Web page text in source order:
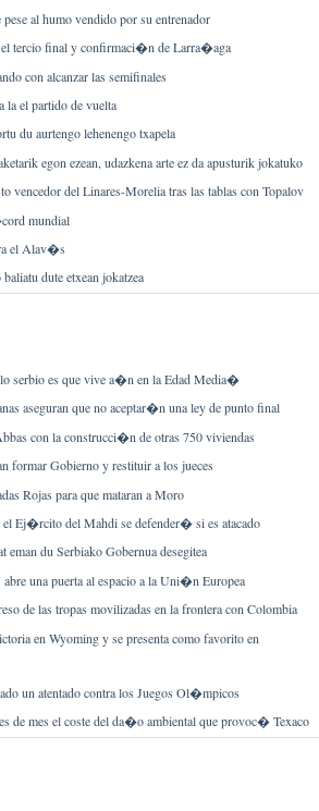
al humo vendido por su entrenador
tercio final y confirmaci�n de Larra�aga
con alcanzar las semifinales
la el partido de vuelta
du aurtengo lehenengo txapela
egon ezean, udazkena arte ez da apusturik jokatuko
vencedor del Linares-Morelia tras las tablas con Topalov
mundial
el Alav�s
dute etxean jokatzea
serbio es que vive a�n en la Edad Media�
aseguran que no aceptar�n una ley de punto final
con la construcci�n de otras 750 viviendas
formar Gobierno y restituir a los jueces
Rojas para que mataran a Moro
el Ej�rcito del Mahdi se defender� si es atacado
eman du Serbiako Gobernua desegitea
una puerta al espacio a la Uni�n Europea
de las tropas movilizadas en la frontera con Colombia
en Wyoming y se presenta como favorito en
un atentado contra los Juegos Ol�mpicos
de mes el coste del da�o ambiental que provoc� Texaco